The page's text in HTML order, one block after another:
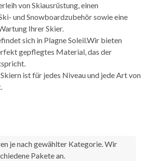
von Skiausrüstung, einen
und Snowboardzubehör sowie eine
Ihrer Skier.
sich in Plagne Soleil.Wir bieten
gepflegtes Material, das der
ist für jedes Niveau und jede Art von
je nach gewählter Kategorie. Wir
Pakete an.